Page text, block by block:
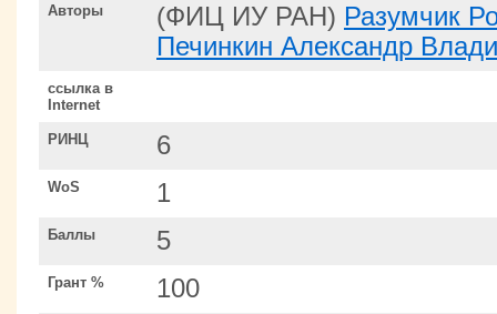
Авторы (ФИЦ ИУ РАН) Разумчик
Печинкин Александр
ссылка в
Internet
РИНЦ 6
WoS 1
Баллы 5
Грант % 100